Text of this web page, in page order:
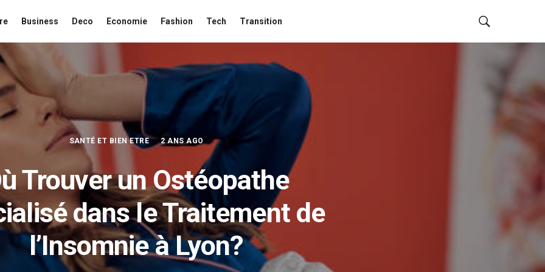
Business Deco Economie Fashion Tech Transition
SANTÉ ET BIEN ETRE 2 ANS AGO
Trouver un Ostéopathe
dans le Traitement de
l’Insomnie à Lyon?